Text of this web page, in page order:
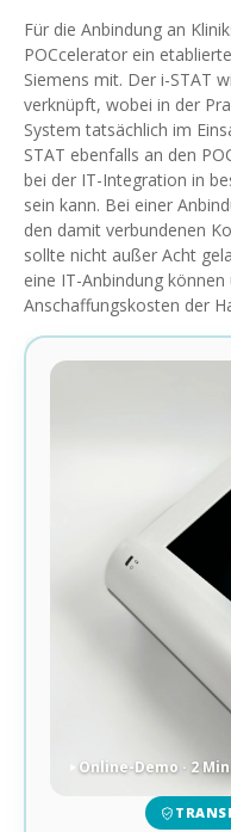
Für die Anbindung an
POCcelerator ein
Siemens mit. Der i-STAT
verknüpft, wobei in der
System tatsächlich im
STAT ebenfalls an den
bei der IT-Integration in
sein kann. Bei einer
den damit verbundenen
sollte nicht außer Acht
eine IT-Anbindung
Anschaffungskosten der
Online-Demo · 2